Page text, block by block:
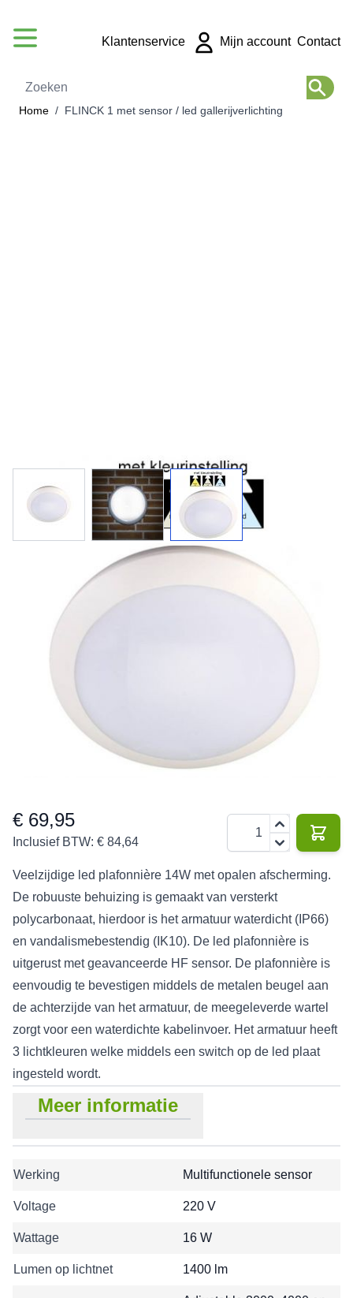
Zoeken
Klantenservice Mijn account Contact
Home / FLINCK 1 met sensor / led gallerijverlichting
FLINCK 1 met sensor / led
gallerijverlichting
Led gallerijverlichting met sensor voor wand- of
plafondmontage. Schakelbaar warm, neutraal en helder
16 W
€ 69,95
Inclusief BTW: € 84,64
Veelzijdige led plafonnière 14W met opalen afscherming.
De robuuste behuizing is gemaakt van versterkt
polycarbonaat, hierdoor is het armatuur waterdicht (IP66)
en vandalismebestendig (IK10). De led plafonnière is
uitgerust met geavanceerde HF sensor. De plafonnière is
eenvoudig te bevestigen middels de metalen beugel aan
de achterzijde van het armatuur, de meegeleverde wartel
zorgt voor een waterdichte kabelinvoer. Het armatuur heeft
3 lichtkleuren welke middels een switch op de led plaat
ingesteld wordt.
Meer informatie
Werking Multifunctionele sensor
Voltage 220 V
Wattage 16 W
Lumen op lichtnet 1400 lm